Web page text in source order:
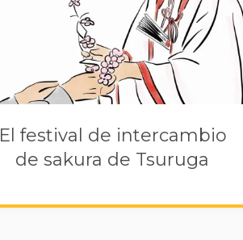
El festival de intercambio
de sakura de Tsuruga